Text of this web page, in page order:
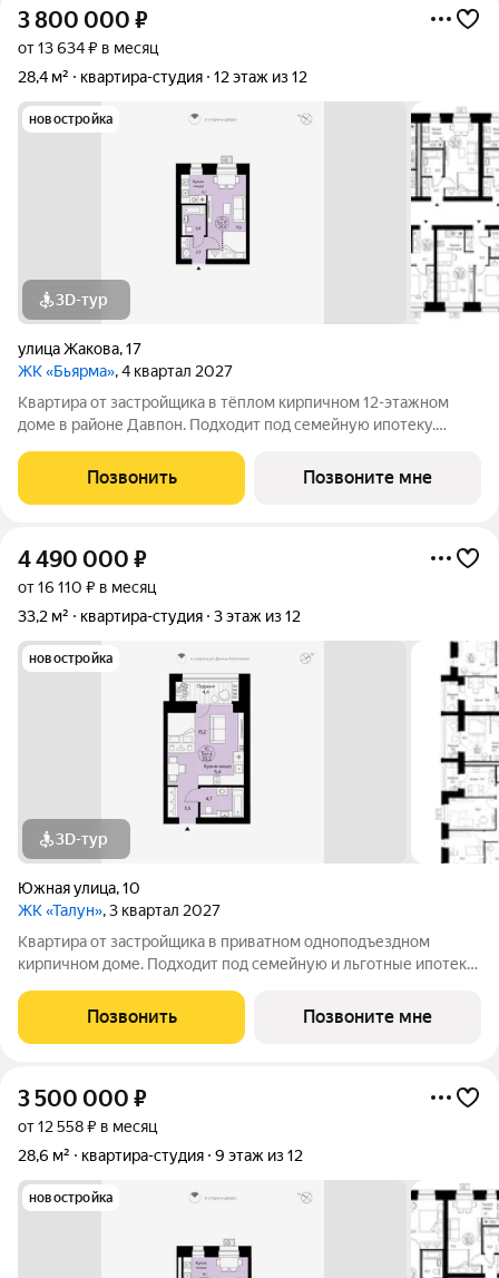
3 800 000 ₽
от 13 634 ₽ в месяц
28,4 м²
квартира-студия 12 этаж из 12
новостройка
3D-тур
улица Жакова,17
ЖК «Бьярма», 4 квартал 2027
Квартира от застройщика в тёплом кирпичном 12-этажном
доме в районе Давпон. Подходит под семейную ипотеку.
безопасности. Студия свободной планировки. Два окна с
низкими подоконниками.
Позвонить Позвоните мне
4 490 000 ₽
от 16 110 ₽ в месяц
33,2 м²
квартира-студия 3 этаж из 12
новостройка
3D-тур
Южная улица,10
ЖК «Талун», 3 квартал 2027
Квартира от застройщика в приватном одноподъездном
кирпичном доме. Подходит под семейную и льготные ипотеки.
гарантия безопасности. Студия свободной планировки с
кухней-нишей, французским
Позвонить Позвоните мне
3 500 000 ₽
от 12 558 ₽ в месяц
28,6 м²
квартира-студия 9 этаж из 12
новостройка